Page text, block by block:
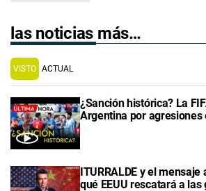
las noticias más…
VISTO ACTUAL
¿Sanción histórica? La
Argentina por agresiones
ITURRALDE y el mensaje
qué EEUU rescatará a